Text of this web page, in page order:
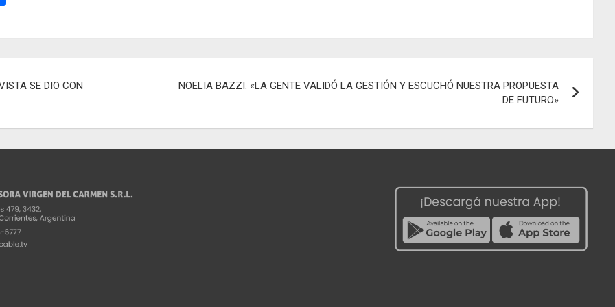
m
arSE DIO CON
NOELIA BAZZI: «LA GENTE VALIDÓ LA GESTIÓN Y ESCUCHÓ NUESTRA PROPUESTA
DE FUTURO»